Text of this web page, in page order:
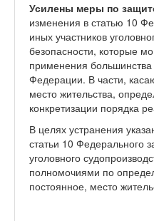
Усилены меры по
изменения в статью 10
иных участников
безопасности, которые
применения большинства
Федерации. В части,
место жительства,
конкретизации порядка
В целях устранения
статьи 10 Федерального
уголовного
полномочиями по
постоянное, место